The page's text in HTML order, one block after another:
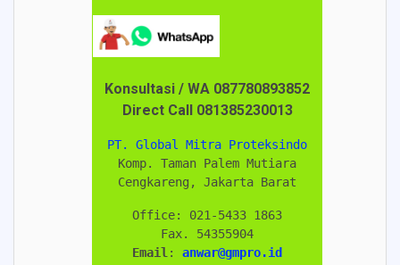
Konsultasi / WA 087780893852
Direct Call 081385230013
PT. Global Mitra Proteksindo
Komp. Taman Palem Mutiara
Cengkareng, Jakarta Barat
Office: 021-5433 1863
Fax. 54355904
Email : anwar@gmpro.id